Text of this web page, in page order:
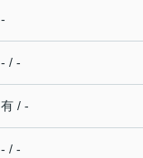
-
- / -
有 / -
- / -